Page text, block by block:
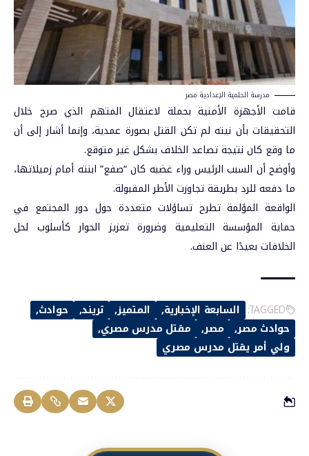
مدرسة الحلمية الإعدادية مصر
قامت الأجهزة الأمنية بحملة لاعتقال المتهم الذي صرح خلال
التحقيقات بأن نيته لم تكن القتل بصورة عمدية، وإنما أشار إلى أن
ما وقع كان نتيجة تصاعد الخلاف بشكل غير متوقع.
وأوضح أن السبب الرئيس وراء غضبه كان “صفع” ابنته أمام زميلاتها،
ما دفعه للرد بطريقة تجاوزت الأطر المقبولة.
الواقعة المؤلمة تطرح تساؤلات متعددة حول دور المجتمع في
حماية المؤسسة التعليمية وضرورة تعزيز الحوار كأسلوب لحل
الخلافات بعيدًا عن العنف.
TAGGED: السابعة الإخبارية المتميز تريند
حوادث
حوادث مصر
مصر
مقتل مدرس مصري
ولي أمر يقتل مدرس مصري